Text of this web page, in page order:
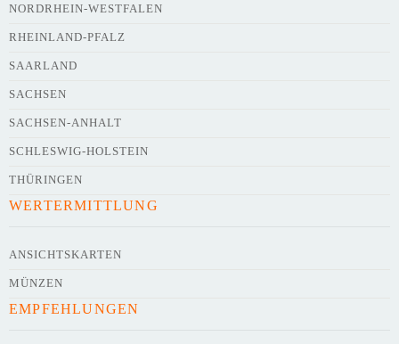
NORDRHEIN-WESTFALEN
RHEINLAND-PFALZ
SAARLAND
SACHSEN
SACHSEN-ANHALT
SCHLESWIG-HOLSTEIN
THÜRINGEN
WERTERMITTLUNG
ANSICHTSKARTEN
MÜNZEN
EMPFEHLUNGEN